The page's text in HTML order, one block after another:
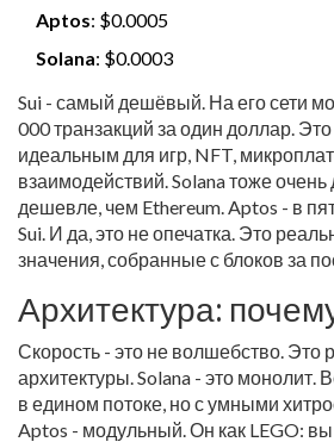
Aptos: $0.0005
Solana: $0.0003
Sui - самый дешёвый. На его сети
000 транзакций за один доллар. Это
идеальным для игр, NFT,
взаимодействий. Solana тоже
дешевле, чем Ethereum. Aptos - в
Sui. И да, это не опечатка. Это
значения, собранные с блоков за
Архитектура:
Скорость - это не волшебство. Это
архитектуры. Solana - это монолит.
в едином потоке, но с умными
Aptos - модульный. Он как LEGO: